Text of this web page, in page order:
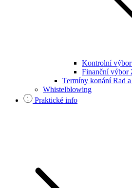
Kontrolní výbor
Finanční výbor
Termíny konání Rad
Whistelblowing
Praktické info